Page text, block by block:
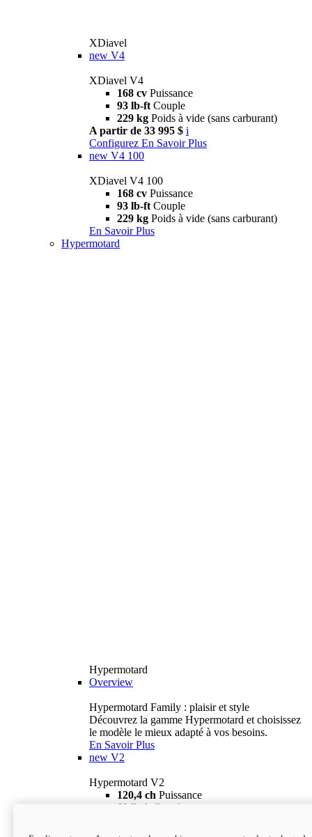
XDiavel
new V4
XDiavel V4
168 cv Puissance
93 lb-ft Couple
229 kg Poids à vide (sans carburant)
A partir de 33 995 $ i
Configurez En Savoir Plus
new V4 100
XDiavel V4 100
168 cv Puissance
93 lb-ft Couple
229 kg Poids à vide (sans carburant)
En Savoir Plus
Hypermotard
Hypermotard
Overview
Hypermotard Family : plaisir et style
Découvrez la gamme Hypermotard et choisissez
le modèle le mieux adapté à vos besoins.
En Savoir Plus
new V2
Hypermotard V2
120,4 ch Puissance
69 lb-ft
Couple
18 895 $